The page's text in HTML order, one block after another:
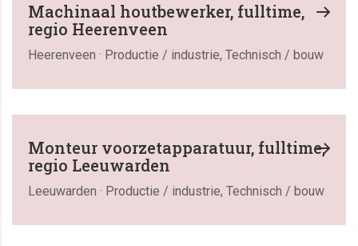
Machinaal houtbewerker, fulltime,
regio Heerenveen
Heerenveen · Productie / industrie, Technisch / bouw
Monteur voorzetapparatuur, fulltime,
regio Leeuwarden
Leeuwarden · Productie / industrie, Technisch / bouw